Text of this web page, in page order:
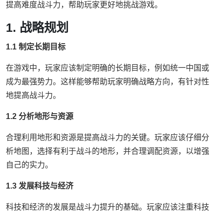
提高难度战斗力，帮助玩家更好地挑战游戏。
1. 战略规划
1.1 制定长期目标
在游戏中，玩家应该制定明确的长期目标，例如统一中国或
成为最强势力。这样能够帮助玩家明确战略方向，有针对性
地提高战斗力。
1.2 分析地形与资源
合理利用地形和资源是提高战斗力的关键。玩家应该仔细分
析地图，选择有利于战斗的地形，并合理调配资源，以增强
自己的实力。
1.3 发展科技与经济
科技和经济的发展是战斗力提升的基础。玩家应该注重科技